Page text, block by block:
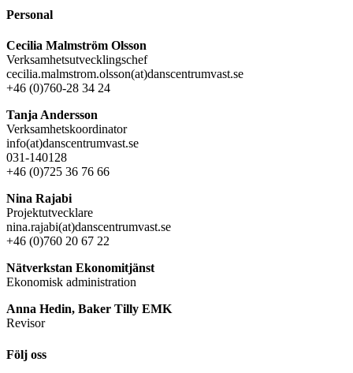
Personal
Cecilia Malmström Olsson
Verksamhetsutvecklingschef
cecilia.malmstrom.olsson(at)danscentrumvast.se
+46 (0)760-28 34 24
Tanja Andersson
Verksamhetskoordinator
info(at)danscentrumvast.se
031-140128
+46 (0)725 36 76 66
Nina Rajabi
Projektutvecklare
nina.rajabi(at)danscentrumvast.se
+46 (0)760 20 67 22
Nätverkstan Ekonomitjänst
Ekonomisk administration
Anna Hedin, Baker Tilly EMK
Revisor
Följ oss